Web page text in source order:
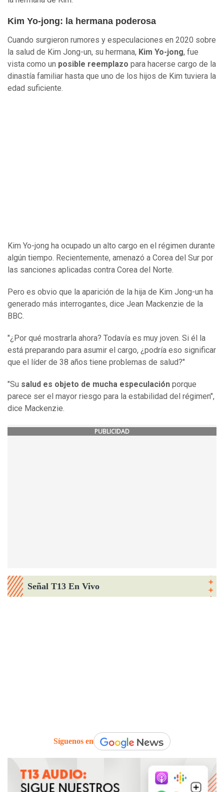
Kim Yo-jong: la hermana poderosa
Cuando surgieron rumores y especulaciones en 2020 sobre
la salud de Kim Jong-un, su hermana, Kim Yo-jong, fue
vista como un posible reemplazo para hacerse cargo de la
dinastía familiar hasta que uno de los hijos de Kim tuviera la
edad suficiente.
Kim Yo-jong ha ocupado un alto cargo en el régimen durante
algún tiempo. Recientemente, amenazó a Corea del Sur por
las sanciones aplicadas contra Corea del Norte.
Pero es obvio que la aparición de la hija de Kim Jong-un ha
generado más interrogantes, dice Jean Mackenzie de la
BBC.
"¿Por qué mostrarla ahora? Todavía es muy joven. Si él la
está preparando para asumir el cargo, ¿podría eso significar
que el líder de 38 años tiene problemas de salud?"
"Su salud es objeto de mucha especulación porque
parece ser el mayor riesgo para la estabilidad del régimen",
dice Mackenzie.
PUBLICIDAD
Señal T13 En Vivo
Síguenos en